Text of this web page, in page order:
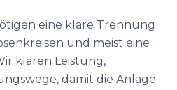
eine klare Trennung
und meist eine
klären Leistung,
damit die Anlage